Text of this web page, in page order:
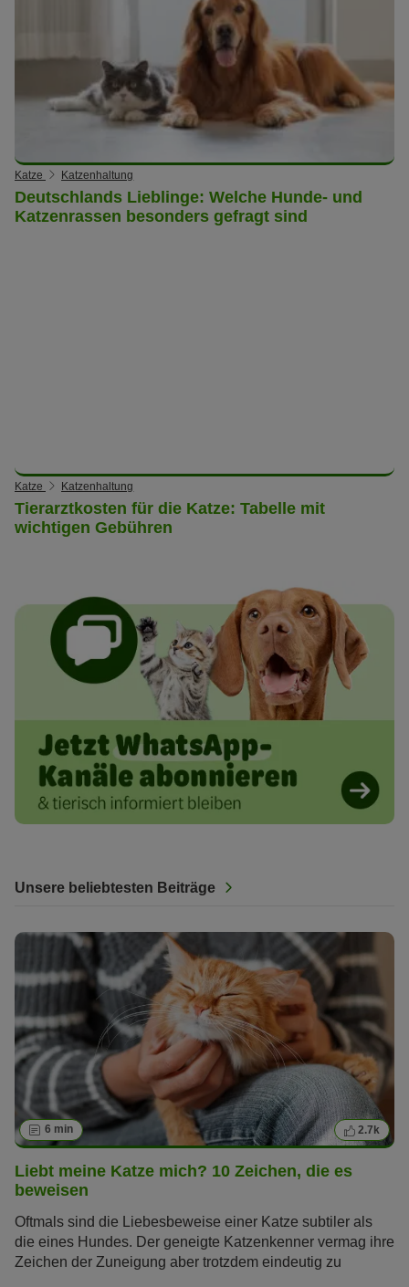
Katze Katzenhaltung
Deutschlands Lieblinge: Welche Hunde- und
Katzenrassen besonders gefragt sind
Katze Katzenhaltung
Tierarztkosten für die Katze: Tabelle mit
wichtigen Gebühren
Unsere beliebtesten Beiträge
6 min 2.7k
Liebt meine Katze mich? 10 Zeichen, die es
beweisen
Oftmals sind die Liebesbeweise einer Katze subtiler als
die eines Hundes. Der geneigte Katzenkenner vermag ihre
Zeichen der Zuneigung aber trotzdem eindeutig zu